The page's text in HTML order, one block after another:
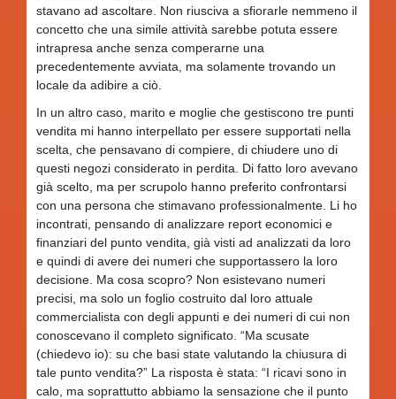
stavano ad ascoltare. Non riusciva a sfiorarle nemmeno il
concetto che una simile attività sarebbe potuta essere
intrapresa anche senza comperarne una
precedentemente avviata, ma solamente trovando un
locale da adibire a ciò.
In un altro caso, marito e moglie che gestiscono tre punti
vendita mi hanno interpellato per essere supportati nella
scelta, che pensavano di compiere, di chiudere uno di
questi negozi considerato in perdita. Di fatto loro avevano
già scelto, ma per scrupolo hanno preferito confrontarsi
con una persona che stimavano professionalmente. Li ho
incontrati, pensando di analizzare report economici e
finanziari del punto vendita, già visti ad analizzati da loro
e quindi di avere dei numeri che supportassero la loro
decisione. Ma cosa scopro? Non esistevano numeri
precisi, ma solo un foglio costruito dal loro attuale
commercialista con degli appunti e dei numeri di cui non
conoscevano il completo significato. “Ma scusate
(chiedevo io): su che basi state valutando la chiusura di
tale punto vendita?” La risposta è stata: “I ricavi sono in
calo, ma soprattutto abbiamo la sensazione che il punto